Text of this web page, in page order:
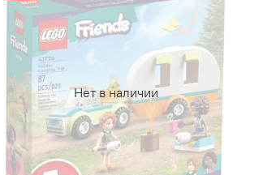
Нет в наличии